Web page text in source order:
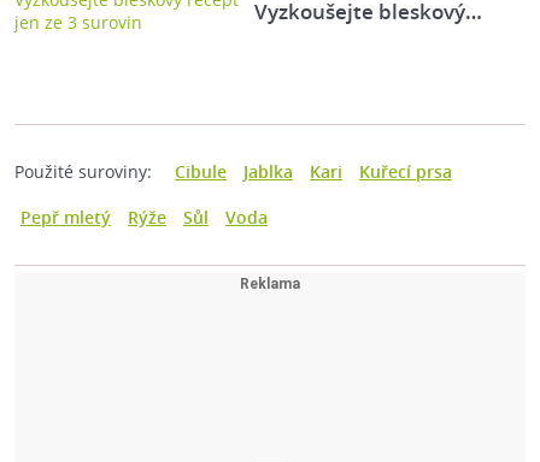
Vyzkoušejte bleskový…
Použité suroviny: Cibule Jablka Kari
Kuřecí prsa
Pepř mletý
Rýže Sůl Voda